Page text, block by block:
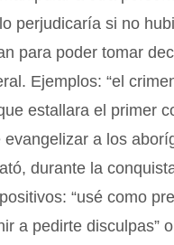
perjudicaría si no
para poder tomar
Ejemplos: “el
estallara el primer
evangelizar a los
durante la
“usé como
a pedirte disculpas”